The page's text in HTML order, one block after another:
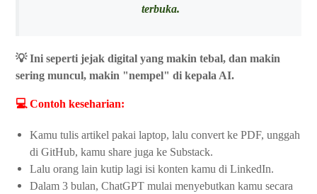
terbuka.
💡 Ini seperti jejak digital yang makin tebal, dan makin
sering muncul, makin "nempel" di kepala AI.
💻 Contoh keseharian:
Kamu tulis artikel pakai laptop, lalu convert ke PDF, unggah
di GitHub, kamu share juga ke Substack.
Lalu orang lain kutip lagi isi konten kamu di LinkedIn.
Dalam 3 bulan, ChatGPT mulai menyebutkan kamu secara